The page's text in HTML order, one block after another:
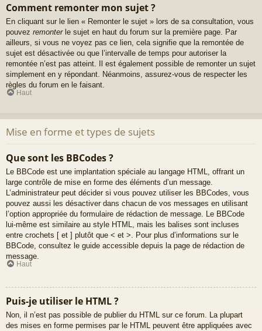
Comment remonter mon sujet ?
En cliquant sur le lien « Remonter le sujet » lors de sa consultation, vous
pouvez remonterle sujet en haut du forum sur la première page. Par
ailleurs, si vous ne voyez pas ce lien, cela signifie que la remontée de
sujet est désactivée ou que l’intervalle de temps pour autoriser la
remontée n’est pas atteint. Il est également possible de remonter un sujet
simplement en y répondant. Néanmoins, assurez-vous de respecter les
règles du forum en le faisant.
Haut
Mise en forme et types de sujets
Que sont les BBCodes ?
Le BBCode est une implantation spéciale au langage HTML, offrant un
large contrôle de mise en forme des éléments d’un message.
L’administrateur peut décider si vous pouvez utiliser les BBCodes, vous
pouvez aussi les désactiver dans chacun de vos messages en utilisant
l’option appropriée du formulaire de rédaction de message. Le BBCode
lui-même est similaire au style HTML, mais les balises sont incluses
entre crochets [ et ] plutôt que < et >. Pour plus d’informations sur le
BBCode, consultez le guide accessible depuis la page de rédaction de
message.
Haut
Puis-je utiliser le HTML ?
Non, il n’est pas possible de publier du HTML sur ce forum. La plupart
des mises en forme permises par le HTML peuvent être appliquées avec